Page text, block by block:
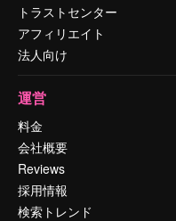
トラストセンター
アフィリエイト
法人向け
運営
料金
会社概要
Reviews
採用情報
検索トレンド